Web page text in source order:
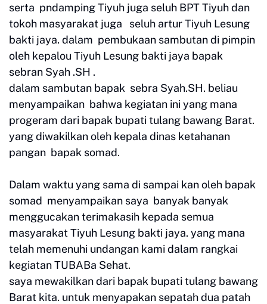
serta pndamping Tiyuh juga seluh BPT Tiyuh dan
tokoh masyarakat juga seluh artur Tiyuh Lesung
bakti jaya. dalam pembukaan sambutan di pimpin
oleh kepalou Tiyuh Lesung bakti jaya bapak
sebran Syah .SH .
dalam sambutan bapak sebra Syah.SH. beliau
menyampaikan bahwa kegiatan ini yang mana
progeram dari bapak bupati tulang bawang Barat.
yang diwakilkan oleh kepala dinas ketahanan
pangan bapak somad.
Dalam waktu yang sama di sampai kan oleh bapak
somad menyampaikan saya banyak banyak
menggucakan terimakasih kepada semua
masyarakat Tiyuh Lesung bakti jaya. yang mana
telah memenuhi undangan kami dalam rangkai
kegiatan TUBABa Sehat.
saya mewakilkan dari bapak bupati tulang bawang
Barat kita. untuk menyapakan sepatah dua patah